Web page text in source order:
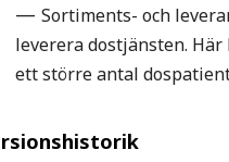
— Sortiments- och
leverera dostjänsten.
ett större antal